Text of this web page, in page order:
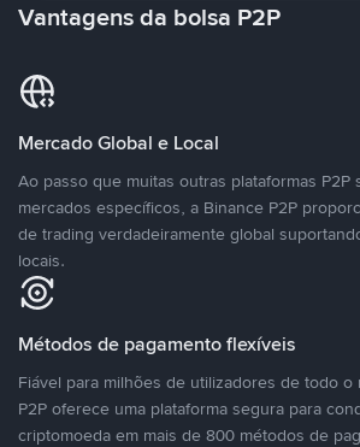
Vantagens da bolsa P2P
Mercado Global e Local
Ao passo que muitas outras plataformas P2P
mercados específicos, a Binance P2P
de trading verdadeiramente global
locais.
Métodos de pagamento flexíveis
Fiável para milhões de utilizadores de todo o
P2P oferece uma plataforma segura para
criptomoeda em mais de 800 métodos de